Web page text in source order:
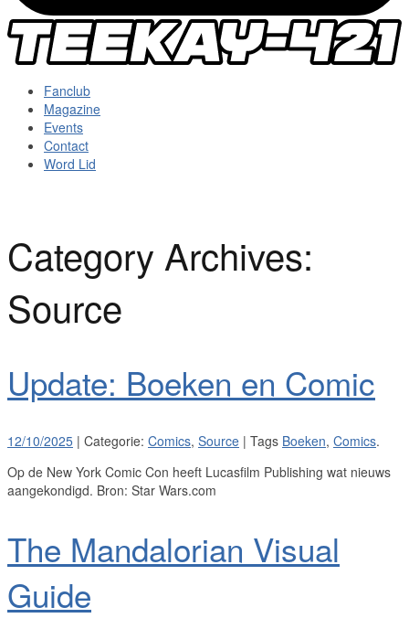
Fanclub
Magazine
Events
Contact
Word Lid
Category Archives:
Source
Update: Boeken en Comic
12/10/2025 | Categorie: Comics, Source | Tags Boeken, Comics.
Op de New York Comic Con heeft Lucasfilm Publishing wat nieuws
aangekondigd. Bron: Star Wars.com
The Mandalorian Visual
Guide